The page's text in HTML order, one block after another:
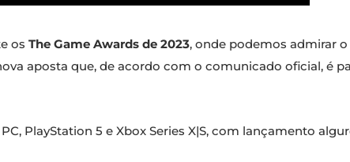
os The Game Awards de 2023, onde podemos admirar
aposta que, de acordo com o comunicado oficial, é
PlayStation 5 e Xbox Series X|S, com lançamento